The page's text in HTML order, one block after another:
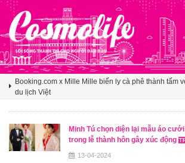
Agoda ghi nhận Việt Nam bứt phá trên bản đồ du
châu Á nhờ sức hút ngày càng lan rộng
Booking.com x Mille Mille biến ly cà phê thành tấm
du lịch Việt
Klook hé lộ khoảng trống cảm ơn trong văn hóa du
của người Việt
Agoda ghi nhận Việt Nam bứt phá trên bản đồ du
châu Á nhờ sức hút ngày càng lan rộng
Minh Tú chọn diện lại mẫu áo
trong lễ thành hôn gây xúc động
13-04-2024